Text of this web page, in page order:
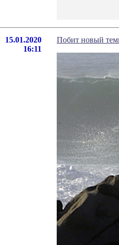
15.01.2020
16:11
Побит новый